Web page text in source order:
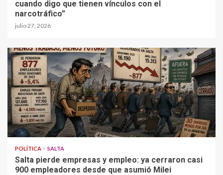
cuando digo que tienen vínculos con el
narcotráfico”
julio 27, 2026
POLÍTICA SALTA
Salta pierde empresas y empleo: ya cerraron casi
900 empleadores desde que asumió Milei